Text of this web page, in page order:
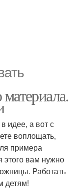
идее, а вот с
воплощать,
примера
вам нужно
Работать
детям!